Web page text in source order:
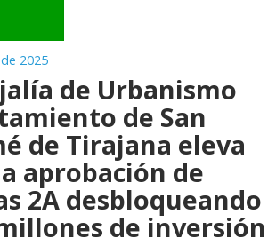
2025
de Urbanismo
de San
de Tirajana eleva
aprobación de
2A desbloqueando
de inversión